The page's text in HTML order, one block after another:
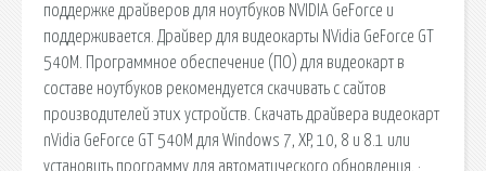
поддержке драйверов для ноутбуков NVIDIA GeForce и
поддерживается. Драйвер для видеокарты NVidia GeForce GT
540M. Программное обеспечение (ПО) для видеокарт в
составе ноутбуков рекомендуется скачивать с сайтов
производителей этих устройств. Скачать драйвера видеокарт
nVidia GeForce GT 540M для Windows 7, XP, 10, 8 и 8.1 или
установить программу для автоматического обновления. ·